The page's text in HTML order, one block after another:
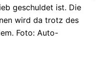
geschuldet ist. Die
wird da trotz des
Foto: Auto-